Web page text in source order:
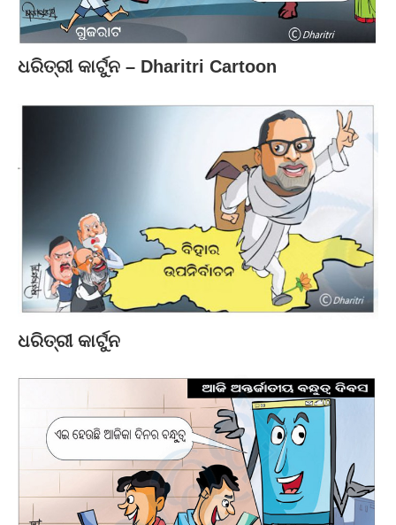
ଧରିତ୍ରୀ କାର୍ଟୁନ – Dharitri Cartoon
ଧରିତ୍ରୀ କାର୍ଟୁନ